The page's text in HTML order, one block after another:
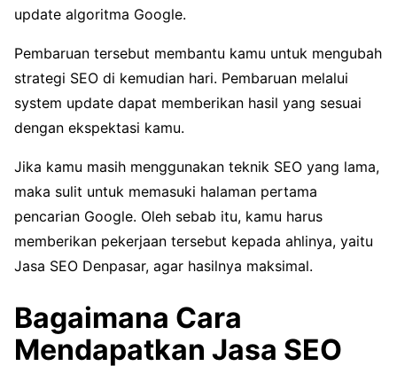
update algoritma Google.
Pembaruan tersebut membantu kamu untuk mengubah
strategi SEO di kemudian hari. Pembaruan melalui
system update dapat memberikan hasil yang sesuai
dengan ekspektasi kamu.
Jika kamu masih menggunakan teknik SEO yang lama,
maka sulit untuk memasuki halaman pertama
pencarian Google. Oleh sebab itu, kamu harus
memberikan pekerjaan tersebut kepada ahlinya, yaitu
Jasa SEO Denpasar, agar hasilnya maksimal.
Bagaimana Cara
Mendapatkan Jasa SEO